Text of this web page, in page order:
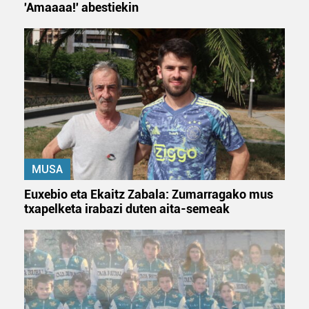
'Amaaaa!' abestiekin
MUSA
Euxebio eta Ekaitz Zabala: Zumarragako mus
txapelketa irabazi duten aita-semeak